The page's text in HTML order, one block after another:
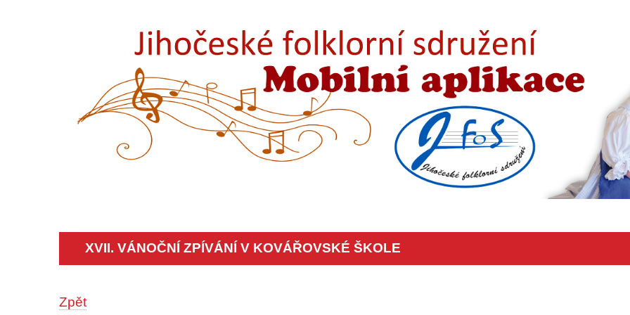
XVII. VÁNOČNÍ ZPÍVÁNÍ V KOVÁŘOVSKÉ ŠKOLE
Zpět